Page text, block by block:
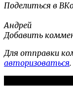
Поделиться в
Андрей
Добавить
Для отправки
авторизоваться.